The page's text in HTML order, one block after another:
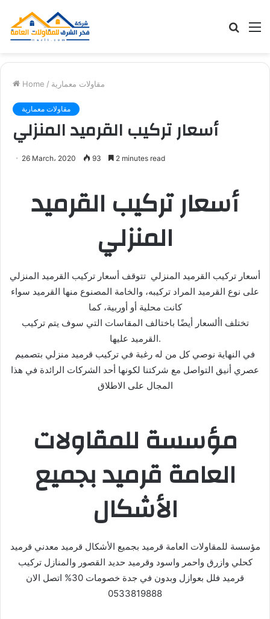
Search
Home / مقاولات معمارية
مقاولات معمارية
أسعار تركيب القرميد المنزلي
26 March، 2020 93 2 minutes read
أسعار تركيب القرميد
المنزلي
أسعار تركيب القرميد المنزلي تتوقف أسعار تركيب القرميد المنزلي
على نوع القرميد المراد تركيبه، والخامة المصنوع منها القرميد سواء
كانت محلية أو أوربية، كما
تختلف األسعار أيضًا باختالف المقاسات التي سوف يتم تركيب
القرميد عليها.
في النهاية نوصي كل من له رغبة في تركيب قرميد منزلي بتصميم
عصري أنيق التواصل مع شركتنا لكونها أحد الشركات الرائدة في هذا
المجال على الاطلاق
مؤسسة للمقاولات
العامة قرميد بجميع
الأشكال
مؤسسة للمقاولات العامة قرميد بجميع الأشكال قرميد معدني قرميد
كحلي وازرق واحمر واسود وقرميد حديد القصور والمنازل تركيب
قرميد فلل بعوازل وبدون في جدة خصومات 30% اتصل الان
0533819888